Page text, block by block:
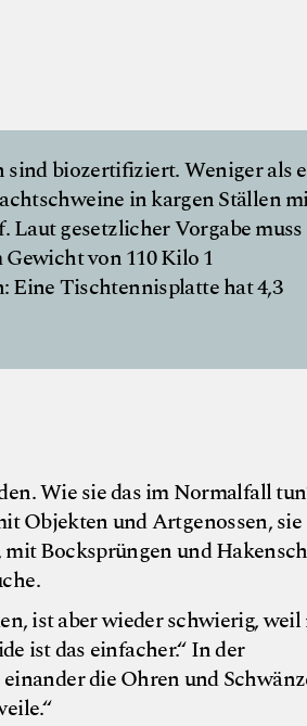
biozertifiziert. Weniger als
in kargen Ställen
Laut gesetzlicher Vorgabe
von 110 Kilo 1
Eine Tischtennisplatte hat 4,3
Wie sie das im Normalfall
Objekten und Artgenossen, sie
Bocksprüngen und
ist aber wieder schwierig, weil
ist das einfacher.“ In der
die Ohren und